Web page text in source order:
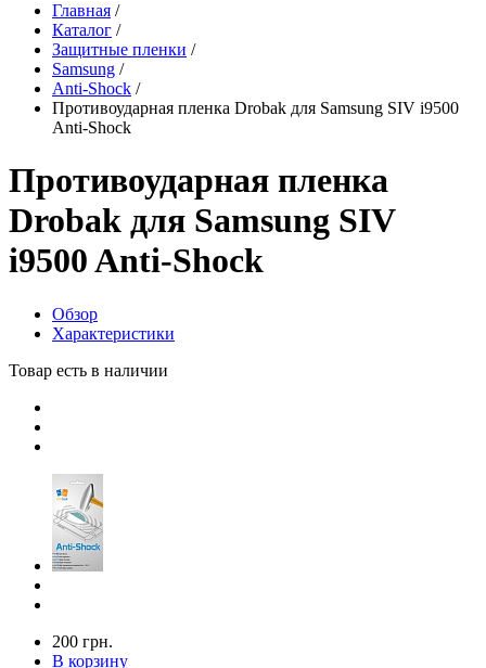
Главная /
Каталог /
Защитные пленки /
Samsung /
Anti-Shock /
Противоударная пленка Drobak для Samsung SIV i9500
Anti-Shock
Противоударная пленка
Drobak для Samsung SIV
i9500 Anti-Shock
Обзор
Характеристики
Товар есть в наличии
200 грн.
В корзину